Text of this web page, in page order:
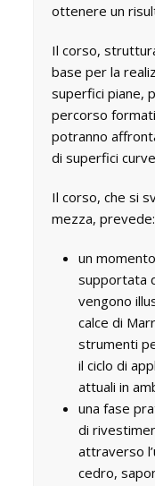
ottenere un
Il corso,
base per la
superfici piane,
percorso
potranno
di superfici
Il corso, che si
mezza, prevede:
un
supportata
vengono
calce di
strumenti
il ciclo di
attuali in
unafase
di
attraverso
cedro,